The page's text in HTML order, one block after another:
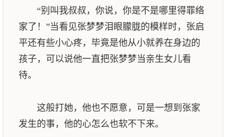
“别叫我叔叔，你说，你是不是哪里得罪络
家了！”当看见张梦梦泪眼朦胧的模样时，张启
平还有些小心疼，毕竟是他从小就养在身边的
孩子，可以说他一直把张梦梦当亲生女儿看
待。
这般打她，他也不愿意，可是一想到张家
发生的事，他的心怎么也软不下来。